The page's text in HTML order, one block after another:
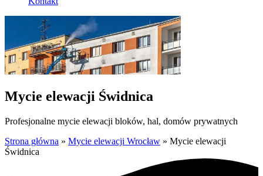
Mycie elewacji Świdnica
Profesjonalne mycie elewacji bloków, hal, domów prywatnych
Strona główna » Mycie elewacji Wrocław » Mycie elewacji
Świdnica